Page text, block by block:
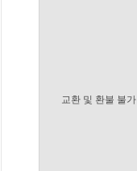
교환 및 환불 불가